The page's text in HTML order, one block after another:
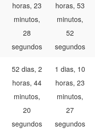
horas, 23
minutos,
28
segundos
horas, 53
minutos,
52
segundos
52 dias, 2
horas, 44
minutos,
20
segundos
1 dias, 10
horas, 23
minutos,
27
segundos